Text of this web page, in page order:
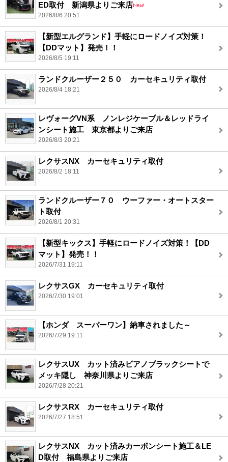
ED取付 新潟県よりご来店
2026/8/6 20:51
【新型エルグランド】手軽にロードノイズ対策！
【DDマット】発売！！
2026/8/5 19:11
ランドクルーザー２５０ カーセキュリティ取付
2026/8/4 18:21
レヴォーグVN系 ノンレジケーブル＆レッドライ
ンシート施工 東京都よりご来店
2026/8/3 20:21
レクサスNX カーセキュリティ取付
2026/8/2 18:11
ランドクルーザー７０ ウーファー・オートスター
ト取付
2026/8/1 20:31
【新型キックス】手軽にロードノイズ対策！【DD
マット】発売！！
2026/7/31 19:11
レクサスGX カーセキュリティ取付
2026/7/30 19:01
【ホンダ スーパーワン】納車されました～
2026/7/29 19:11
レクサスUX カット済みピアノブラックシートで
メッキ隠し 神奈川県よりご来店
2026/7/28 20:21
レクサスRX カーセキュリティ取付
2026/7/27 18:51
レクサスNX カット済みカーボンシート施工＆LE
D取付 福島県よりご来店